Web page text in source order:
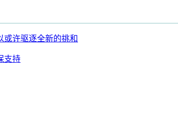
或许驱逐全新的挑和
支持